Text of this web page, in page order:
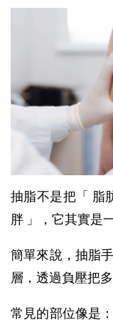
抽脂不是把「 脂
胖 」，它其實是
簡單來說，抽脂
層 ，透過負壓把
常見的部位像是